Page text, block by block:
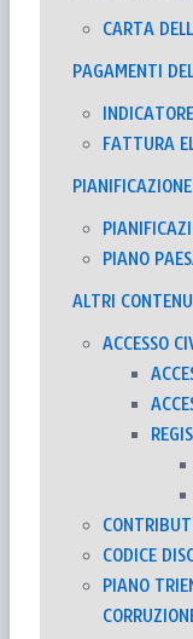
CARTA
PAGAMENTI
FATTURA
PIANO
ALTRI
ACCESSO
CODICE
PIANO